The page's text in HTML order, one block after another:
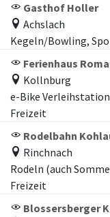
Gasthof Holler
Achslach
Kegeln/Bowling,
Ferienhaus
Kollnburg
e-Bike
Freizeit
Rodelbahn
Rinchnach
Rodeln (auch
Freizeit
Blossersberger